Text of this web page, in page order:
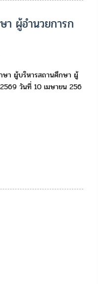
า ผู้อำนวยการก
ษา ผู้บริหารสถานศึกษา ผู้
วันที่ 10 เมษายน 256